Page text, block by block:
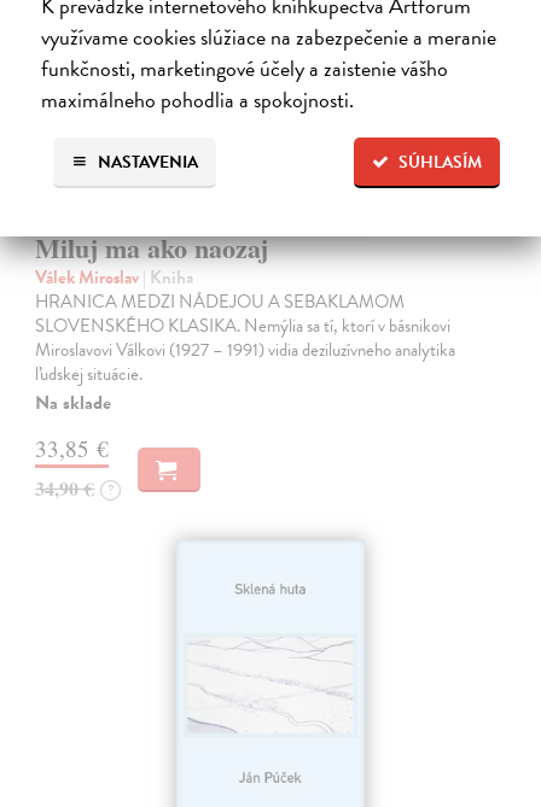
využívame cookies slúžiace na zabezpečenie a meranie
funkčnosti, marketingové účely a zaistenie vášho
maximálneho pohodlia a spokojnosti.
SÚHLASÍM
NASTAVENIA
Miluj ma ako naozaj
Válek Miroslav| Kniha
HRANICA MEDZI NÁDEJOU A SEBAKLAMOM
SLOVENSKÉHO KLASIKA. Nemýlia sa tí, ktorí v básnikovi
Miroslavovi Válkovi (1927 – 1991) vidia deziluzívneho analytika
ľudskej situácie.
Na sklade
33,85 €
34,90 € ?